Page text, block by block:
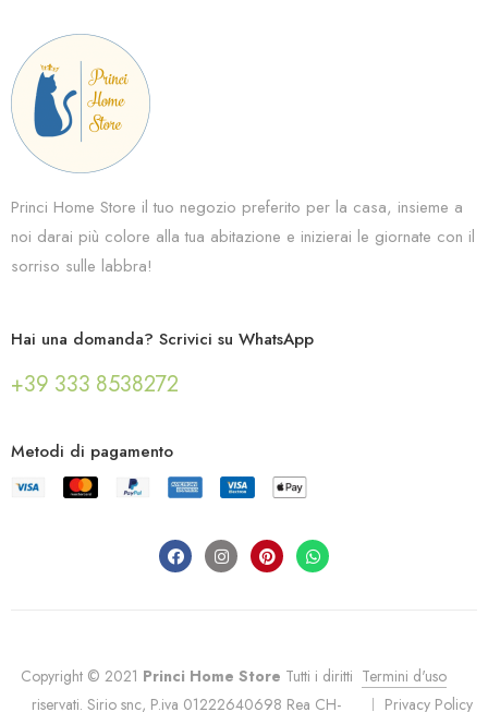
Princi Home Store il tuo negozio preferito per la casa, insieme a
noi darai più colore alla tua abitazione e inizierai le giornate con il
sorriso sulle labbra!
Hai una domanda? Scrivici su WhatsApp
+39 333 8538272
Metodi di pagamento
Copyright © 2021 Princi Home Store Tutti i diritti
riservati. Sirio snc, P.iva 01222640698 Rea CH-
Termini d'uso
Privacy Policy